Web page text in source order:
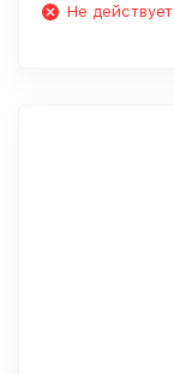
Не действует